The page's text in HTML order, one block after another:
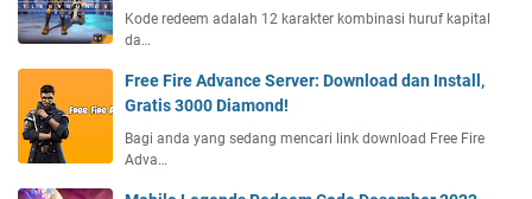
Kode redeem adalah 12 karakter kombinasi huruf kapital
da…
Free Fire Advance Server: Download dan Install,
Gratis 3000 Diamond!
Bagi anda yang sedang mencari link download Free Fire
Adva…